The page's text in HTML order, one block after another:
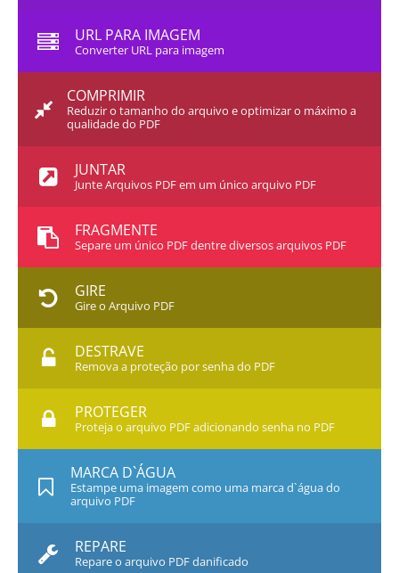
URL PARA IMAGEM
Converter URL para imagem
COMPRIMIR
Reduzir o tamanho do arquivo e optimizar o máximo a
qualidade do PDF
JUNTAR
Junte Arquivos PDF em um único arquivo PDF
FRAGMENTE
Separe um único PDF dentre diversos arquivos PDF
GIRE
Gire o Arquivo PDF
DESTRAVE
Remova a proteção por senha do PDF
PROTEGER
Proteja o arquivo PDF adicionando senha no PDF
MARCA D`ÁGUA
Estampe uma imagem como uma marca d`água do
arquivo PDF
REPARE
Repare o arquivo PDF danificado